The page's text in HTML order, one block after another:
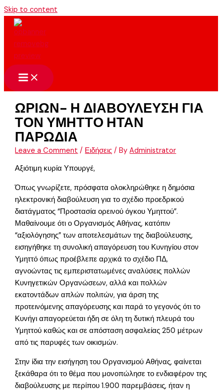
Skip to content
ΩΡΙΩΝ- Η ΔΙΑΒΟΥΛΕΥΣΗ ΓΙΑ
ΤΟΝ ΥΜΗΤΤΟ ΗΤΑΝ
ΠΑΡΩΔΙΑ
Leave a Comment / Ειδήσεις / ByAdministrator
Αξιότιμη κυρία Υπουργέ,
Όπως γνωρίζετε, πρόσφατα ολοκληρώθηκε η δημόσια
ηλεκτρονική διαβούλευση για το σχέδιο προεδρικού
διατάγματος “Προστασία ορεινού όγκου Υμηττού”.
Μαθαίνουμε ότι ο Οργανισμός Αθήνας, κατόπιν
“αξιολόγησης” των αποτελεσμάτων της διαβούλευσης,
εισηγήθηκε τη συνολική απαγόρευση του Κυνηγίου στον
Υμηττό όπως προέβλεπε αρχικά το σχέδιο ΠΔ,
αγνοώντας τις εμπεριστατωμένες αναλύσεις πολλών
Κυνηγετικών Οργανώσεων, αλλά και πολλών
εκατοντάδων απλών πολιτών, για άρση της
προτεινόμενης απαγόρευσης και παρά το γεγονός ότι το
Κυνήγι απαγορεύεται ήδη σε όλη τη δυτική πλευρά του
Υμηττού καθώς και σε απόσταση ασφαλείας 250 μέτρων
από τις παρυφές των οικισμών.
Στην ίδια την εισήγηση του Οργανισμού Αθήνας, φαίνεται
ξεκάθαρα ότι το θέμα που μονοπώλησε το ενδιαφέρον της
διαβούλευσης με περίπου 1.900 παρεμβάσεις, ήταν η